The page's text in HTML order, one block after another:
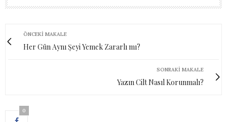
ÖNCEKI MAKALE
Her Gün Aynı Şeyi Yemek Zararlı mı?
SONRAKI MAKALE
Yazın Cilt Nasıl Korunmalı?
0